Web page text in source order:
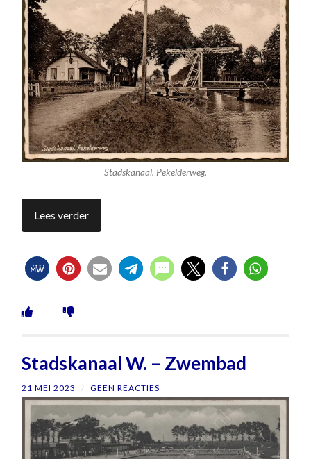
Stadskanaal. Pekelderweg.
Lees verder
Stadskanaal W. – Zwembad
21 MEI 2023 / GEEN REACTIES